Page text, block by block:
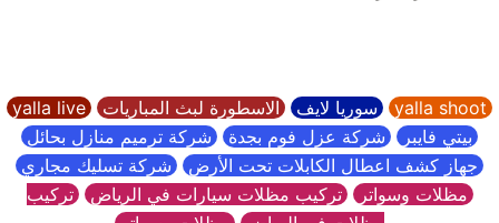
yalla shoot سوريا لايف الاسطورة لبث المباريات yalla live
بيتي فايبر شركة عزل فوم بجدة شركة ترميم منازل بحائل
جهاز كشف اعطال الكابلات تحت الأرض شركة تسليك مجاري
مظلات وسواتر تركيب مظلات سيارات في الرياض تركيب